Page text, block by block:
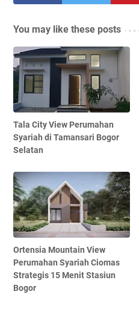
You may like these posts
Tala City View Perumahan
Syariah di Tamansari Bogor
Selatan
Ortensia Mountain View
Perumahan Syariah Ciomas
Strategis 15 Menit Stasiun
Bogor